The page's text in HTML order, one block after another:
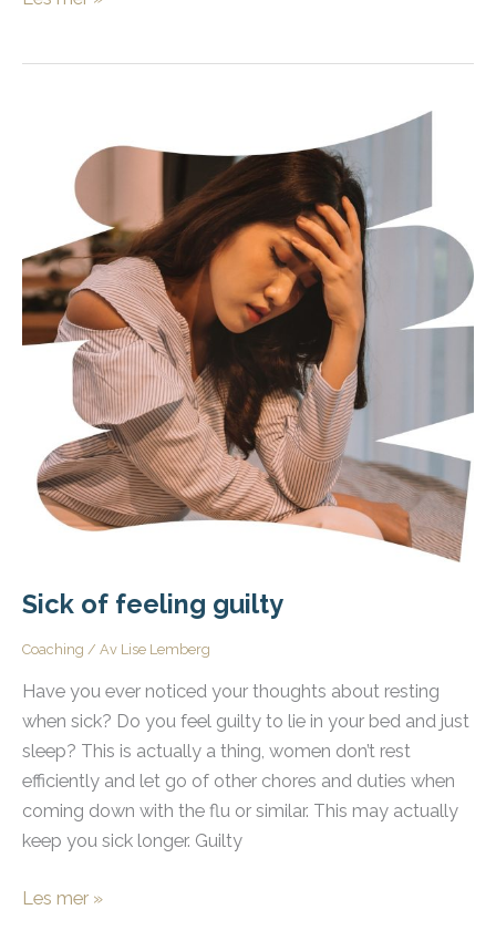
Sick of feeling guilty
Coaching / Av Lise Lemberg
Have you ever noticed your thoughts about resting
when sick? Do you feel guilty to lie in your bed and just
sleep? This is actually a thing, women don’t rest
efficiently and let go of other chores and duties when
coming down with the flu or similar. This may actually
keep you sick longer. Guilty
Sick
Les mer »